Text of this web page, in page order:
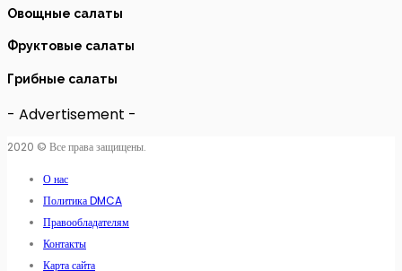
Овощные салаты
Фруктовые салаты
Грибные салаты
- Advertisement -
2020 © Все права защищены.
О нас
Политика DMCA
Правообладателям
Контакты
Карта сайта